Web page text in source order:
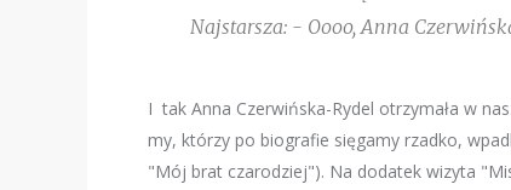
Najstarsza: - Oooo, Anna
I tak Anna Czerwińska-Rydel otrzymała w
my, którzy po biografie sięgamy rzadko,
"Mój brat czarodziej"). Na dodatek wizyta